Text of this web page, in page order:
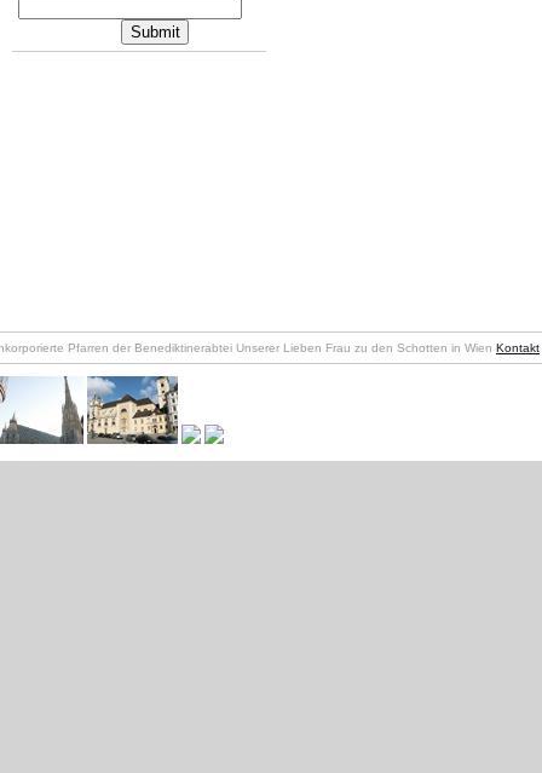
Pfarren der Benediktinerabtei Unserer Lieben Frau zu den Schotten in Wien Kontakt